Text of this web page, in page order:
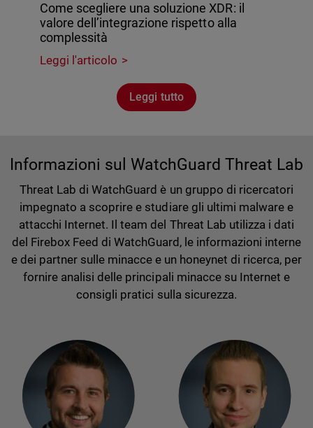
Come scegliere una soluzione XDR: il
valore dell’integrazione rispetto alla
complessità
Leggi l'articolo
Leggi tutto
Informazioni sul WatchGuard Threat Lab
Threat Lab di WatchGuard è un gruppo di ricercatori
impegnato a scoprire e studiare gli ultimi malware e
attacchi Internet. Il team del Threat Lab utilizza i dati
del Firebox Feed di WatchGuard, le informazioni interne
e dei partner sulle minacce e un honeynet di ricerca, per
fornire analisi delle principali minacce su Internet e
consigli pratici sulla sicurezza.